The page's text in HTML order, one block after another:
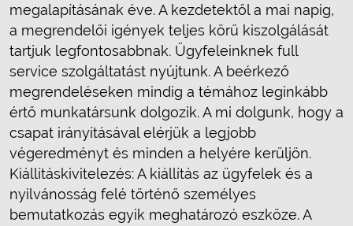
megalapításának éve. A kezdetektől a mai napig,
a megrendelői igények teljes körű kiszolgálását
tartjuk legfontosabbnak. Ügyfeleinknek full
service szolgáltatást nyújtunk. A beérkező
megrendeléseken mindig a témához leginkább
értő munkatársunk dolgozik. A mi dolgunk, hogy a
csapat irányításával elérjük a legjobb
végeredményt és minden a helyére kerüljön.
Kiállításkivitelezés: A kiállítás az ügyfelek és a
nyilvánosság felé történő személyes
bemutatkozás egyik meghatározó eszköze. A